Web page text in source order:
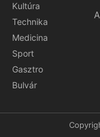
Kultúra
Technika
Medicina
Sport
Gasztro
Bulvár